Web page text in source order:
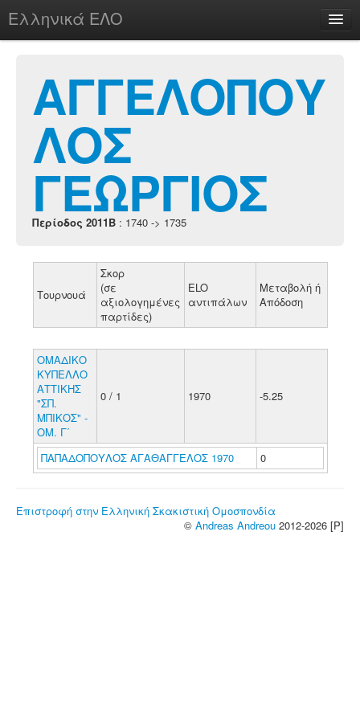
Ελληνικά ΕΛΟ
chesstu.be @ discord
Login
ΑΓΓΕΛΟΠΟΥ
ΛΟΣ
ΓΕΩΡΓΙΟΣ
Περίοδος 2011B : 1740 -> 1735
Τουρνουά
Σκορ
(σε
αξιολογημένες
παρτίδες)
ELO
αντιπάλων
Μεταβολή ή
Απόδοση
ΟΜΑΔΙΚΟ
ΚΥΠΕΛΛΟ
ΑΤΤΙΚΗΣ
"ΣΠ.
ΜΠΙΚΟΣ" -
ΟΜ. Γ΄
0 / 1 1970 -5.25
ΠΑΠΑΔΟΠΟΥΛΟΣ ΑΓΑΘΑΓΓΕΛΟΣ 1970 0
Επιστροφή στην Ελληνική Σκακιστική Ομοσπονδία
© Andreas Andreou 2012-2026 [P]